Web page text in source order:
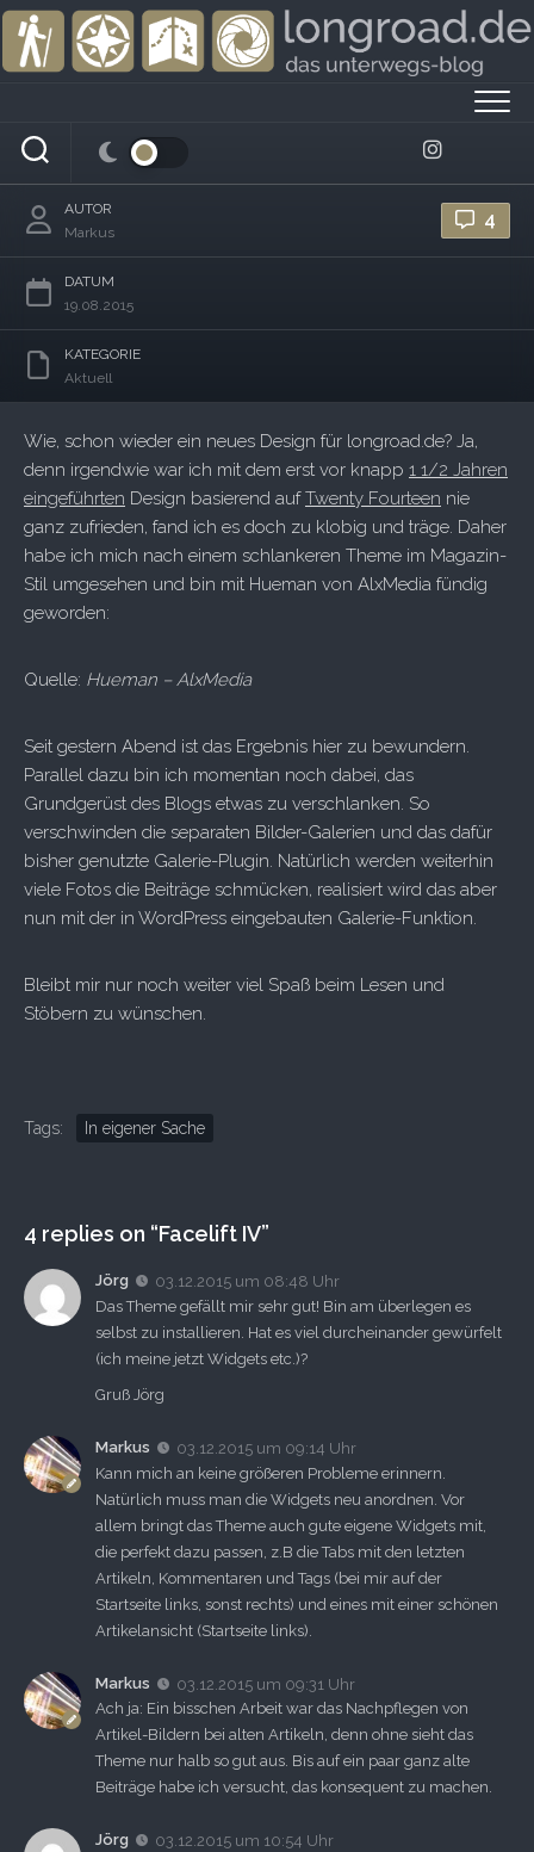
Skip
content
Facelift IV
4
AUTOR
Markus
DATUM
19.08.2015
KATEGORIE
Aktuell
Wie, schon wieder ein neues Design für longroad.de? Ja,
denn irgendwie war ich mit dem erst vor knapp 1 1/2 Jahren
eingeführten Design basierend aufTwenty Fourteen nie
ganz zufrieden, fand ich es doch zu klobig und träge. Daher
habe ich mich nach einem schlankeren Theme im Magazin-
Stil umgesehen und bin mit Hueman von AlxMedia fündig
geworden:
Quelle: Hueman – AlxMedia
Seit gestern Abend ist das Ergebnis hier zu bewundern.
Parallel dazu bin ich momentan noch dabei, das
Grundgerüst des Blogs etwas zu verschlanken. So
verschwinden die separaten Bilder-Galerien und das dafür
bisher genutzte Galerie-Plugin. Natürlich werden weiterhin
viele Fotos die Beiträge schmücken, realisiert wird das aber
nun mit der in WordPress eingebauten Galerie-Funktion.
Bleibt mir nur noch weiter viel Spaß beim Lesen und
Stöbern zu wünschen.
Tags: In eigener Sache
4 replies on “Facelift IV”
Jörg
03.12.2015 um 08:48 Uhr
Das Theme gefällt mir sehr gut! Bin am überlegen es
selbst zu installieren. Hat es viel durcheinander gewürfelt
(ich meine jetzt Widgets etc.)?
Gruß Jörg
Markus
03.12.2015 um 09:14 Uhr
Kann mich an keine größeren Probleme erinnern.
Natürlich muss man die Widgets neu anordnen. Vor
allem bringt das Theme auch gute eigene Widgets mit,
die perfekt dazu passen, z.B die Tabs mit den letzten
Artikeln, Kommentaren und Tags (bei mir auf der
Startseite links, sonst rechts) und eines mit einer schönen
Artikelansicht (Startseite links).
Markus
03.12.2015 um 09:31 Uhr
Ach ja: Ein bisschen Arbeit war das Nachpflegen von
Artikel-Bildern bei alten Artikeln, denn ohne sieht das
Theme nur halb so gut aus. Bis auf ein paar ganz alte
Beiträge habe ich versucht, das konsequent zu machen.
Jörg
03.12.2015 um 10:54 Uhr